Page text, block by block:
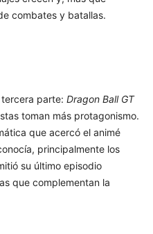
combates y batallas.
parte: Dragon Ball GT
toman más protagonismo.
que acercó el animé
principalmente los
su último episodio
que complementan la